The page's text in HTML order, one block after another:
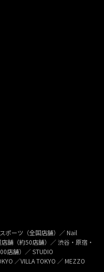
ポーツ（全国店舗）／ Nail
舗（約50店舗）／ 渋谷・原宿・
店舗）／ STUDIO
／VILLA TOKYO ／ MEZZO